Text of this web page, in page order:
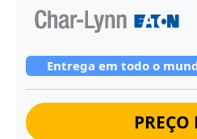
Entrega em todo o